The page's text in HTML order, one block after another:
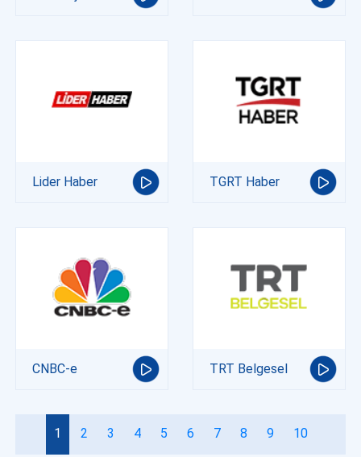
Lider Haber TGRT Haber
CNBC-e TRT Belgesel
1 2 3 4 5 6 7 8 9 10